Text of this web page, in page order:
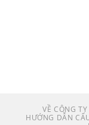
VỀ CÔNG TY
HƯỚNG DẪN